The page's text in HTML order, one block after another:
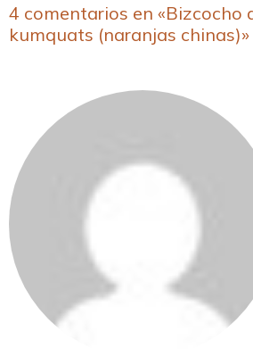
4 comentarios en «Bizcocho
kumquats (naranjas chinas)»